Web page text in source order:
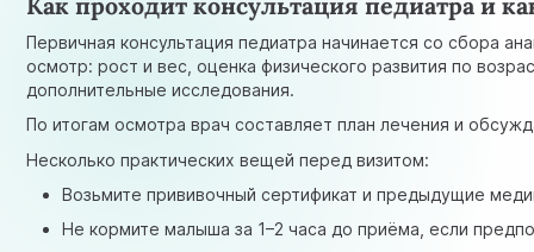
Первичная консультация педиатра начинается со сбора
осмотр: рост и вес, оценка физического развития по
дополнительные исследования.
По итогам осмотра врач составляет план лечения и
Несколько практических вещей перед визитом:
Возьмите прививочный сертификат и предыдущие
Не кормите малыша за 1–2 часа до приёма, если